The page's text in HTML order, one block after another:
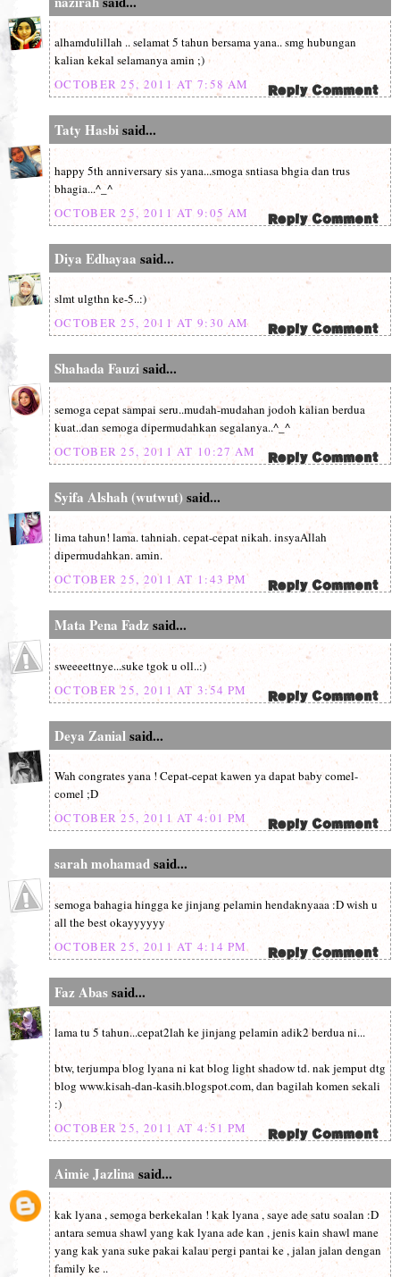
alhamdulillah .. selamat 5 tahun bersama yana.. smg hubungan
kalian kekal selamanya amin ;)
OCTOBER 25, 2011 AT 7:58 AM
Taty Hasbisaid...
happy 5th anniversary sis yana...smoga sntiasa bhgia dan trus
bhagia...^_^
OCTOBER 25, 2011 AT 9:05 AM
Diya Edhayaa said...
slmt ulgthn ke-5..:)
OCTOBER 25, 2011 AT 9:30 AM
Shahada Fauzisaid...
semoga cepat sampai seru..mudah-mudahan jodoh kalian berdua
kuat..dan semoga dipermudahkan segalanya..^_^
OCTOBER 25, 2011 AT 10:27 AM
Syifa Alshah (wutwut)said...
lima tahun! lama. tahniah. cepat-cepat nikah. insyaAllah
dipermudahkan. amin.
OCTOBER 25, 2011 AT 1:43 PM
Mata Pena Fadz said...
sweeeettnye...suke tgok u oll..:)
OCTOBER 25, 2011 AT 3:54 PM
Deya Zanialsaid...
Wah congrates yana ! Cepat-cepat kawen ya dapat baby comel-
comel ;D
OCTOBER 25, 2011 AT 4:01 PM
sarah mohamadsaid...
semoga bahagia hingga ke jinjang pelamin hendaknyaaa :D wish u
all the best okayyyyyy
OCTOBER 25, 2011 AT 4:14 PM
Faz Abassaid...
lama tu 5 tahun...cepat2lah ke jinjang pelamin adik2 berdua ni...
btw, terjumpa blog lyana ni kat blog light shadow td. nak jemput dtg
blog www.kisah-dan-kasih.blogspot.com, dan bagilah komen sekali
:)
OCTOBER 25, 2011 AT 4:51 PM
Aimie Jazlina said...
kak lyana , semoga berkekalan ! kak lyana , saye ade satu soalan :D
antara semua shawl yang kak lyana ade kan , jenis kain shawl mane
yang kak yana suke pakai kalau pergi pantai ke , jalan jalan dengan
family ke ..